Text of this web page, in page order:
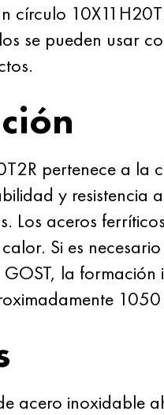
círculo
se pueden usar
pertenece a la
y resistencia
Los aceros
Si es
GOST, la
acero inoxidable